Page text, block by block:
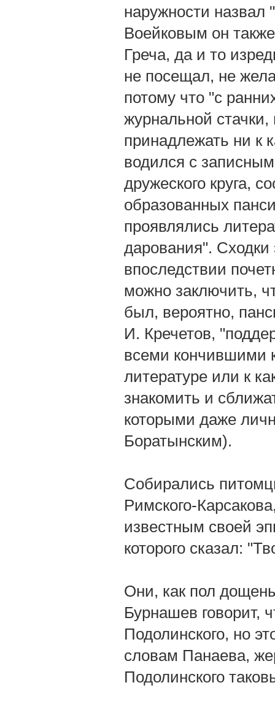
наружности
Воейковым он
Греча, да и то
не посещал, не
потому что "с
журнальной
принадлежать ни к
водился с
дружеского круга,
образованных
проявлялись
дарования".
впоследствии
можно заключить,
был, вероятно,
И. Кречетов,
всеми кончившими
литературе или к
знакомить и
которыми даже
Боратынским).
Собирались
Римского-
известным своей
которого сказал:
Они, как пол
Бурнашев говорит,
Подолинского, но
словам Панаева,
Подолинского